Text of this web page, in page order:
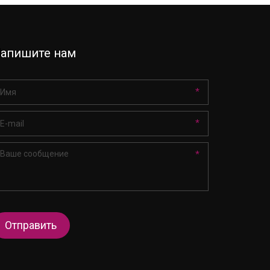
нам
*
*
*
Отправить